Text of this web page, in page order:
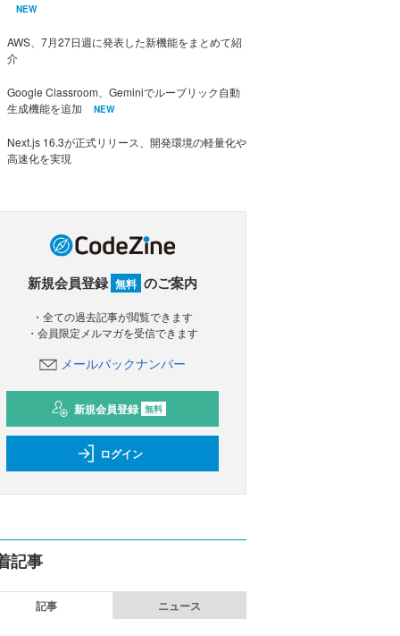
NEW
AWS、7月27日週に発表した新機能をまとめて紹
介
Google Classroom、Geminiでルーブリック自動
生成機能を追加
NEW
Next.js 16.3が正式リリース、開発環境の軽量化や
高速化を実現
新規会員登録 無料 のご案内
・全ての過去記事が閲覧できます
・会員限定メルマガを受信できます
メールバックナンバー
新規会員登録 無料
ログイン
記事
記事 ニュース